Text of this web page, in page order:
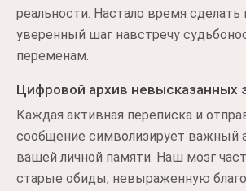
реальности. Настало время
уверенный шаг навстречу
переменам.
Цифровой архив невысказанных
Каждая активная переписка и
сообщение символизирует важный
вашей личной памяти. Наш мозг
старые обиды, невыраженную